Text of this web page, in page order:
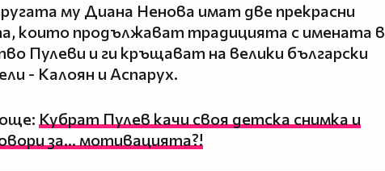
му Диана Ненова имат две прекрасни
които продължават традицията с имената в
Пулеви и ги кръщават на велики български
- Калоян и Аспарух.
Кубрат Пулев качи своя детска снимка и
за... мотивацията?!